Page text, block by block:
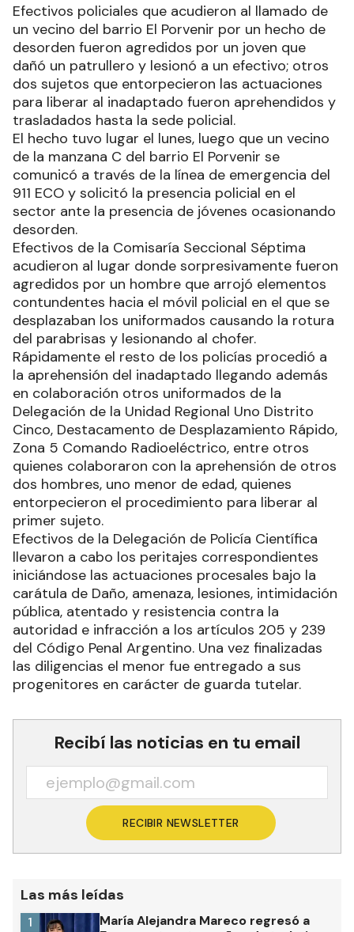
Efectivos policiales que acudieron al llamado de
un vecino del barrio El Porvenir por un hecho de
desorden fueron agredidos por un joven que
dañó un patrullero y lesionó a un efectivo; otros
dos sujetos que entorpecieron las actuaciones
para liberar al inadaptado fueron aprehendidos y
trasladados hasta la sede policial.
El hecho tuvo lugar el lunes, luego que un vecino
de la manzana C del barrio El Porvenir se
comunicó a través de la línea de emergencia del
911 ECO y solicitó la presencia policial en el
sector ante la presencia de jóvenes ocasionando
desorden.
Efectivos de la Comisaría Seccional Séptima
acudieron al lugar donde sorpresivamente fueron
agredidos por un hombre que arrojó elementos
contundentes hacia el móvil policial en el que se
desplazaban los uniformados causando la rotura
del parabrisas y lesionando al chofer.
Rápidamente el resto de los policías procedió a
la aprehensión del inadaptado llegando además
en colaboración otros uniformados de la
Delegación de la Unidad Regional Uno Distrito
Cinco, Destacamento de Desplazamiento Rápido,
Zona 5 Comando Radioeléctrico, entre otros
quienes colaboraron con la aprehensión de otros
dos hombres, uno menor de edad, quienes
entorpecieron el procedimiento para liberar al
primer sujeto.
Efectivos de la Delegación de Policía Científica
llevaron a cabo los peritajes correspondientes
iniciándose las actuaciones procesales bajo la
carátula de Daño, amenaza, lesiones, intimidación
pública, atentado y resistencia contra la
autoridad e infracción a los artículos 205 y 239
del Código Penal Argentino. Una vez finalizadas
las diligencias el menor fue entregado a sus
progenitores en carácter de guarda tutelar.
Recibí las noticias en tu email
RECIBIR NEWSLETTER
Las más leídas
María Alejandra Mareco regresó a
1